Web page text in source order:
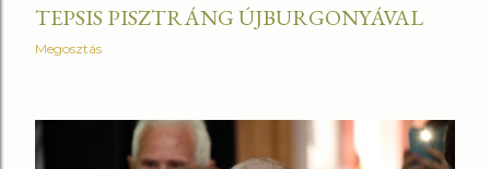
TEPSIS PISZTRÁNG ÚJBURGONYÁVAL
Megosztás